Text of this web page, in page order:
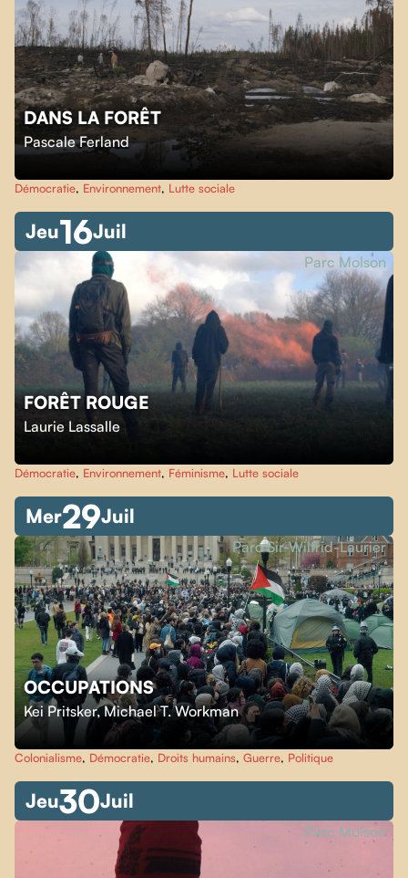
DANS LA FORÊT
Pascale Ferland
Démocratie, Environnement, Lutte sociale
Jeu16Juil
FORÊT ROUGE
Laurie Lassalle
Parc Molson
Démocratie, Environnement, Féminisme, Lutte sociale
Mer29Juil
OCCUPATIONS
Kei Pritsker,Michael T. Workman
Parc Sir-Wilfrid-Laurier
Colonialisme, Démocratie, Droits humains, Guerre, Politique
Jeu30Juil
Parc Molson